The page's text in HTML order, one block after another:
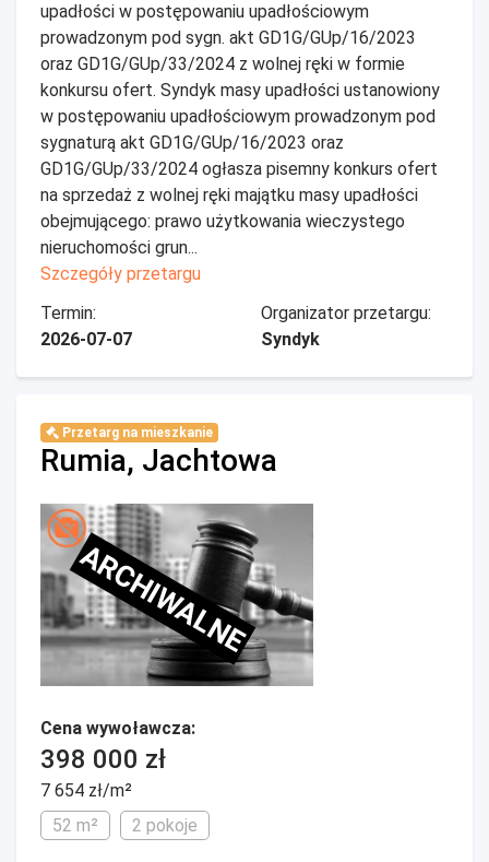
upadłości w postępowaniu upadłościowym
prowadzonym pod sygn. akt GD1G/GUp/16/2023
oraz GD1G/GUp/33/2024 z wolnej ręki w formie
konkursu ofert. Syndyk masy upadłości ustanowiony
w postępowaniu upadłościowym prowadzonym pod
sygnaturą akt GD1G/GUp/16/2023 oraz
GD1G/GUp/33/2024 ogłasza pisemny konkurs ofert
na sprzedaż z wolnej ręki majątku masy upadłości
obejmującego: prawo użytkowania wieczystego
nieruchomości grun...
Szczegóły przetargu
Termin:
2026-07-07
Organizator przetargu:
Syndyk
Przetarg na mieszkanie
Rumia, Jachtowa
ARCHIWALNE
Cena wywoławcza:
398 000 zł
7 654 zł/m²
52 m²
2 pokoje